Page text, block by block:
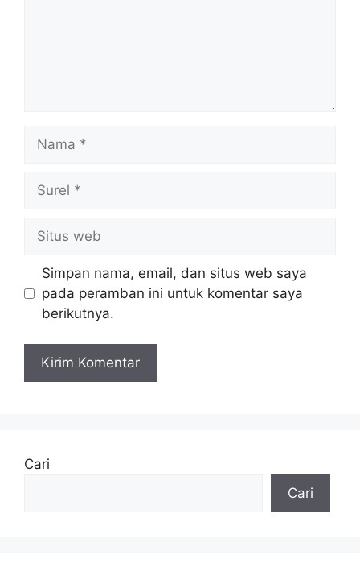
web
Simpan nama, email, dan situs web saya
pada peramban ini untuk komentar saya
berikutnya.
Cari
Cari